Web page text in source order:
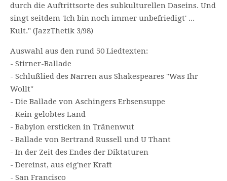
durch die Auftrittsorte des subkulturellen Daseins. Und
singt seitdem 'Ich bin noch immer unbefriedigt' ...
Kult." (JazzThetik 3/98)
Auswahl aus den rund 50 Liedtexten:
- Stirner-Ballade
- Schlußlied des Narren aus Shakespeares "Was Ihr
Wollt"
- Die Ballade von Aschingers Erbsensuppe
- Kein gelobtes Land
- Babylon ersticken in Tränenwut
- Ballade von Bertrand Russell und U Thant
- In der Zeit des Endes der Diktaturen
- Dereinst, aus eig'ner Kraft
- San Francisco